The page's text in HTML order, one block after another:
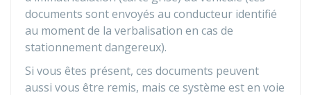
documents sont envoyés au conducteur identifié
au moment de la verbalisation en cas de
stationnement dangereux).
Si vous êtes présent, ces documents peuvent
aussi vous être remis, mais ce système est en voie